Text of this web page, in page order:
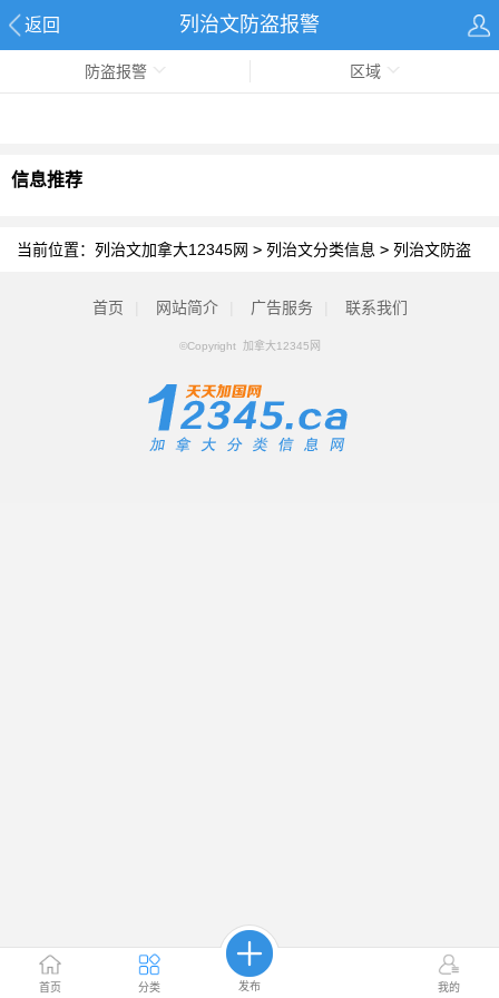
返回 列治文防盗报警
首页 分类 发布 我的
防盗报警 区域
信息推荐
当前位置： 列治文加拿大12345网 > 列治文分类信息 > 列治文防盗
首页 网站简介 广告服务 联系我们
©Copyright 加拿大12345网